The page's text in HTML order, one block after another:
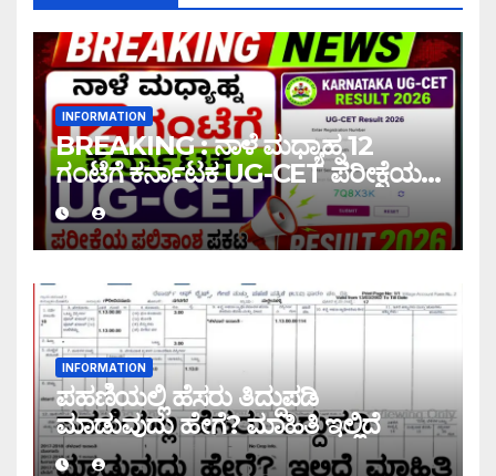
INFORMATION
BREAKING : ನಾಳೆ ಮಧ್ಯಾಹ್ನ 12
ಗಂಟೆಗೆ ಕರ್ನಾಟಕ UG-CET ಪರೀಕ್ಷೆಯ
ಫಲಿತಾಂಶ ಪ್ರಕಟ |UG-CET Result
2026
INFORMATION
ಪಹಣಿಯಲ್ಲಿ ಹೆಸರು ತಿದ್ದುಪಡಿ
ಮಾಡುವುದು ಹೇಗೆ? ಮಾಹಿತಿ ಇಲ್ಲಿದೆ